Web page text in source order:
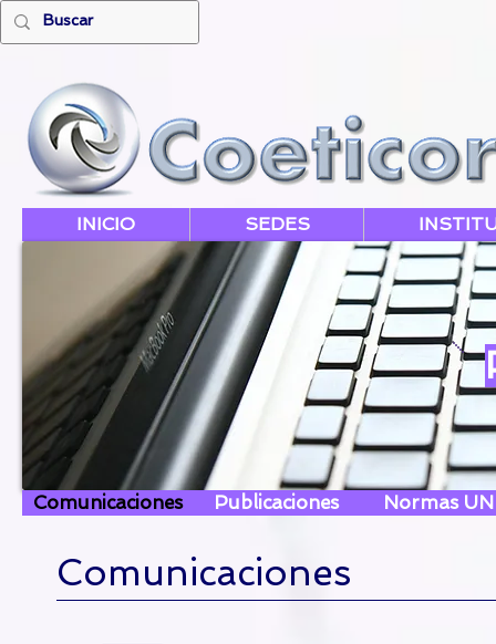
INICIO SEDES
Comunicaciones Publicaciones Normas
Comunicaciones